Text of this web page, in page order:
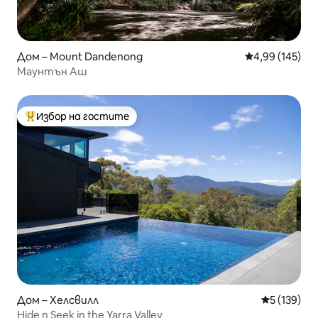
Дом – Mount Dandenong Средна
4,99 (145)
Маунтън Аш
Най-популярен избор на гостите
Избор на гостите
Дом – Хелсвилл Средна
5 (139)
Hide n Seek in the Yarra Valley